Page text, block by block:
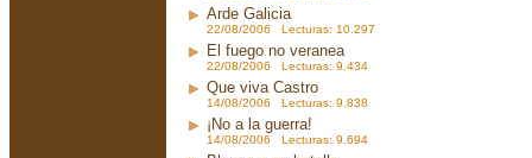
Arde Galicia
22/08/2006 Lecturas: 10.297
El fuego no veranea
22/08/2006 Lecturas: 9.434
Que viva Castro
14/08/2006 Lecturas: 9.838
¡No a la guerra!
14/08/2006 Lecturas: 9.694